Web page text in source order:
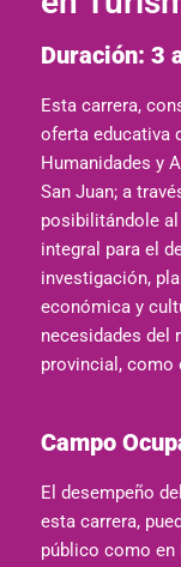
Duración: 3
Esta carrera,
oferta educativa
Humanidades y
San Juan; a
posibilitándole
integral para el
investigación,
económica y
necesidades del
provincial, como
Campo
El desempeño
esta carrera,
público como en